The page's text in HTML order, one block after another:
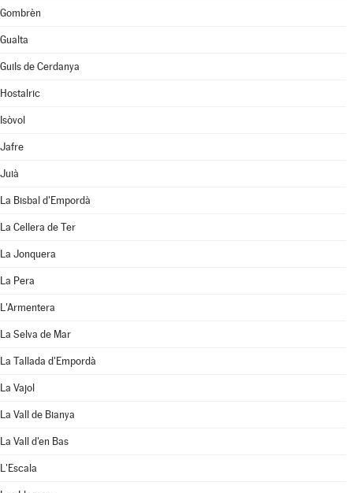
Gombrèn
Gualta
Guils de Cerdanya
Hostalric
Isòvol
Jafre
Juià
La Bisbal d'Empordà
La Cellera de Ter
La Jonquera
La Pera
L'Armentera
La Selva de Mar
La Tallada d'Empordà
La Vajol
La Vall de Bianya
La Vall d'en Bas
L'Escala